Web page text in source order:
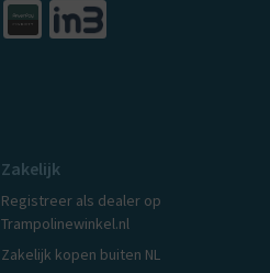
Zakelijk
Registreer als dealer op
Trampolinewinkel.nl
Zakelijk kopen buiten NL